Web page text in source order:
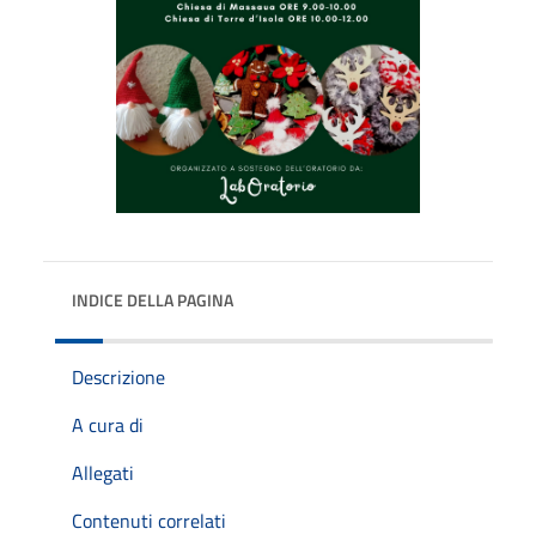
INDICE DELLA PAGINA
Descrizione
A cura di
Allegati
Contenuti correlati